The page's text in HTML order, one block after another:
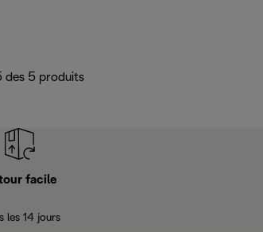
des 5 produits
facile
les 14 jours